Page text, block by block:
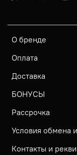
О бренде
Оплата
Доставка
БОНУСЫ
Рассрочка
Условия обмена
Контакты и